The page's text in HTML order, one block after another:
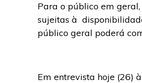
Para o público em
sujeitas à
público geral poderá
Em entrevista hoje (26) à